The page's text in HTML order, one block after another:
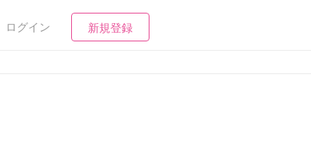
ログイン 新規登録